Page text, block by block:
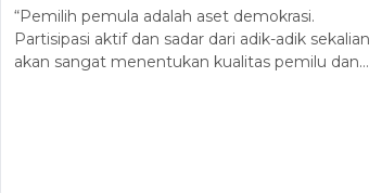
“Pemilih pemula adalah aset demokrasi.
Partisipasi aktif dan sadar dari adik-adik sekalian
akan sangat menentukan kualitas pemilu dan…